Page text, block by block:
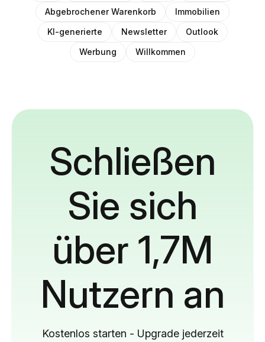
Abgebrochener Warenkorb
Immobilien
KI-generierte
Newsletter
Outlook
Werbung
Willkommen
Schließen
Sie sich
über 1,7M
Nutzern an
Kostenlos starten - Upgrade jederzeit